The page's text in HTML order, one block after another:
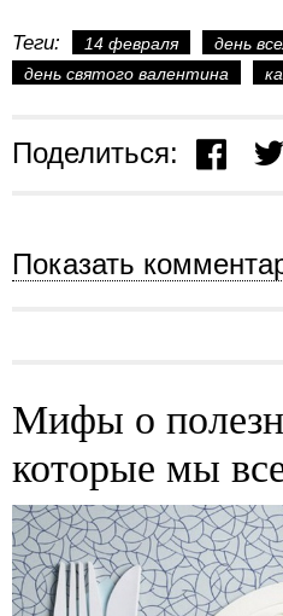
Теги: 14 февраля
день
день святого валентина
Поделиться:
Показать
Мифы о
которые мы